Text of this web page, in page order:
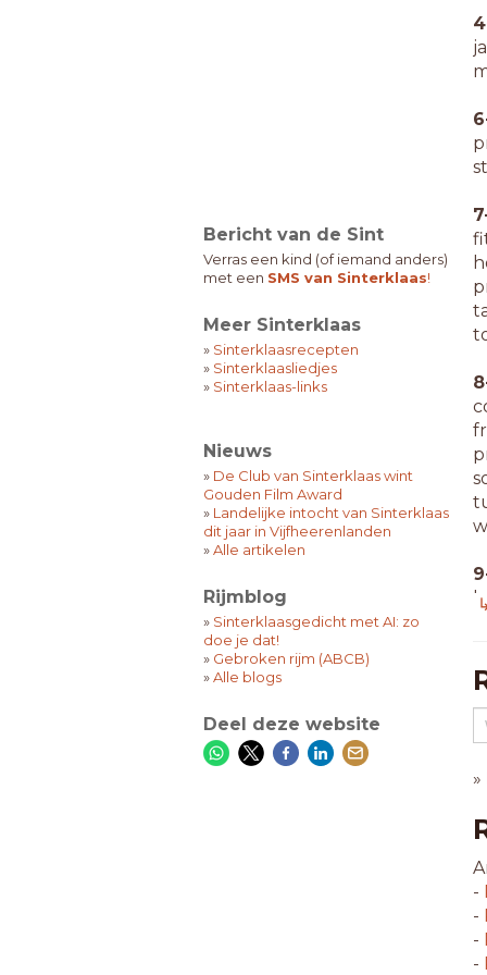
Bericht van de Sint
Verras een kind (of iemand anders)
met een SMS van Sinterklaas!
Meer Sinterklaas
» Sinterklaasrecepten
» Sinterklaasliedjes
» Sinterklaas-links
Nieuws
» De Club van Sinterklaas wint
Gouden Film Award
» Landelijke intocht van Sinterklaas
dit jaar in Vijfheerenlanden
»Alle artikelen
Rijmblog
» Sinterklaasgedicht met AI: zo
doe je dat!
» Gebroken rijm (ABCB)
»Alle blogs
Deel deze website
-
-
-
-